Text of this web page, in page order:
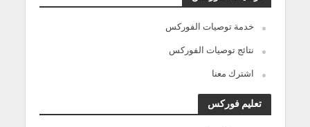
خدمة توصيات الفوركس
نتائج توصيات الفوركس
اشترك معنا
تعليم فوركس